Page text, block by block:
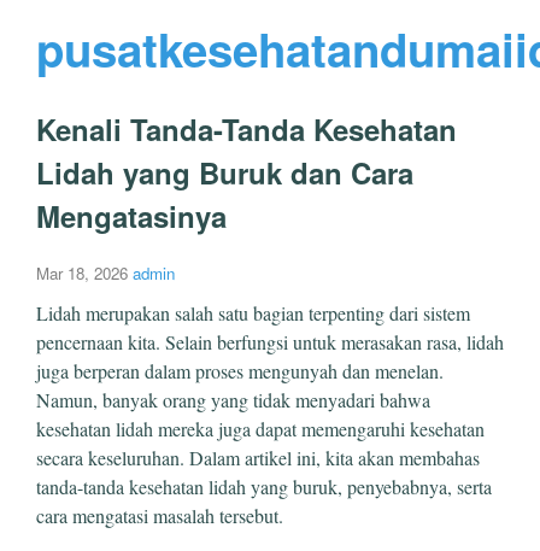
Kenali Tanda-Tanda Kesehatan
Lidah yang Buruk dan Cara
Mengatasinya
Mar 18, 2026 admin
Lidah merupakan salah satu bagian terpenting dari sistem
pencernaan kita. Selain berfungsi untuk merasakan rasa, lidah
juga berperan dalam proses mengunyah dan menelan.
Namun, banyak orang yang tidak menyadari bahwa
kesehatan lidah mereka juga dapat memengaruhi kesehatan
secara keseluruhan. Dalam artikel ini, kita akan membahas
tanda-tanda kesehatan lidah yang buruk, penyebabnya, serta
cara mengatasi masalah tersebut.